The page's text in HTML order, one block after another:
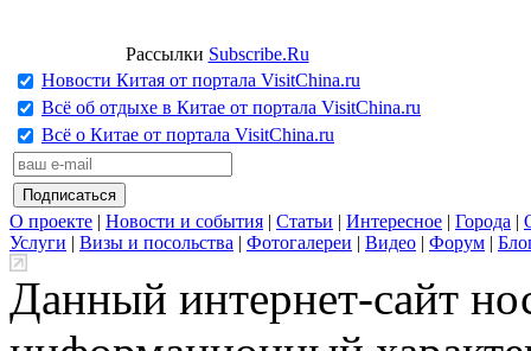
Рассылки Subscribe.Ru
Новости Китая от портала VisitChina.ru
Всё об отдыхе в Китае от портала VisitChina.ru
Всё о Китае от портала VisitChina.ru
О проекте | Новости и события | Статьи | Интересное | Города |
Услуги | Визы и посольства | Фотогалереи | Видео | Форум |
Данный интернет-сайт